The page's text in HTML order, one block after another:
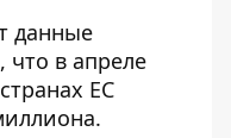
данные
что в апреле
ЕС